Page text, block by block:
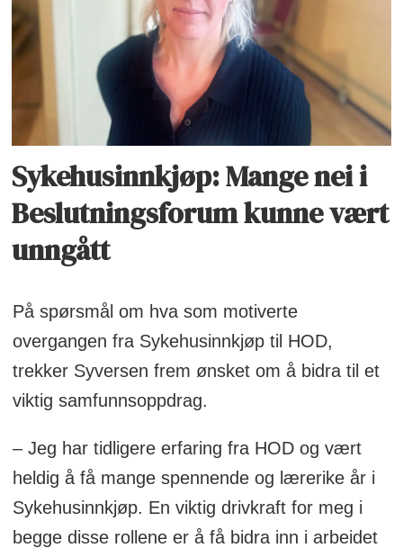
Sykehusinnkjøp: Mange nei i
Beslutningsforum kunne vært
unngått
På spørsmål om hva som motiverte
overgangen fra Sykehusinnkjøp til HOD,
trekker Syversen frem ønsket om å bidra til et
viktig samfunnsoppdrag.
– Jeg har tidligere erfaring fra HOD og vært
heldig å få mange spennende og lærerike år i
Sykehusinnkjøp. En viktig drivkraft for meg i
begge disse rollene er å få bidra inn i arbeidet